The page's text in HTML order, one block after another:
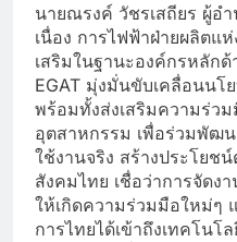
นายณรงค์ วัชรเสถียร ผู้อ
เนื่อง การไฟฟ้าฝ่ายผลิตแ
เสริมในฐานะองค์กรหลัก
EGAT มุ่งมั่นขับเคลื่อนนโ
พร้อมทั้งส่งเสริมความร่ว
อุตสาหกรรม เพื่อร่วมพัฒ
ใช้งานจริง สร้างประโยช
สังคมไทย เชื่อว่าการจัดง
ให้เกิดความร่วมมือใหม่ๆ
การไทยได้เข้าถึงเทคโนโ